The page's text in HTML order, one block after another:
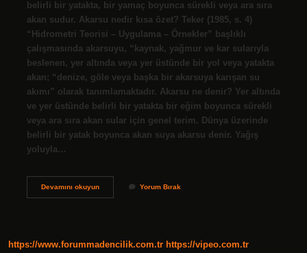
belirli bir yatakta, bir yamaç boyunca sürekli veya ara sıra
akan sudur. Akarsu nedir kısa özet? Teker (1985, s. 4)
“Hidrometri Teorisi – Uygulama – Örnekler” başlıklı
çalışmasında akarsuyu, “kaynak, yağmur ve kar sularıyla
beslenen, yer altında veya yer üstünde bir yol veya yatakta
akan; “denize, göle veya başka bir akarsuya karışan su
akımı” olarak tanımlamaktadır. Akarsu ne denir? Yer altında
ve yer üstünde belirli bir yatakta bir eğim boyunca sürekli
veya ara sıra akan sular için genel terim. Dünya üzerinde
belirli bir yatak boyunca akan suya akarsu denir. Yağış
yoluyla…
Devamını okuyunAkarsu
Yorum Bırak
https://www.forummadencilik.com.tr https://vipeo.com.tr